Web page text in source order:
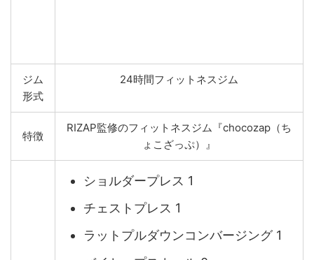
ジム
形式
24時間フィットネスジム
特徴
RIZAP監修のフィットネスジム『chocozap（ち
ょこざっぷ）』
ショルダープレス 1
チェストプレス 1
ラットプルダウンコンバージング 1